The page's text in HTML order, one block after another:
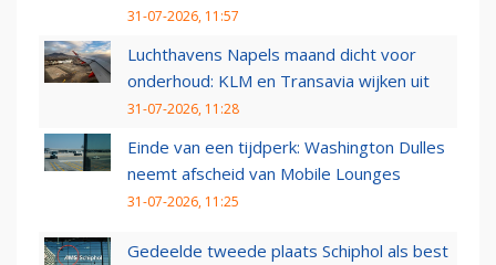
31-07-2026, 11:57
Luchthavens Napels maand dicht voor
onderhoud: KLM en Transavia wijken uit
31-07-2026, 11:28
Einde van een tijdperk: Washington Dulles
neemt afscheid van Mobile Lounges
31-07-2026, 11:25
Gedeelde tweede plaats Schiphol als best